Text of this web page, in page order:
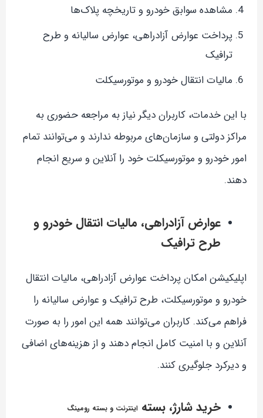
مشاهده سوابق خودرو و تاریخچه پلاک‌ها
پرداخت عوارض آزادراهی، عوارض سالیانه و طرح
ترافیک
مالیات انتقال خودرو و موتورسیکلت
با این خدمات، کاربران دیگر نیاز به مراجعه حضوری به
مراکز دولتی و سازمان‌های مربوطه ندارند و می‌توانند تمام
امور خودرو و موتورسیکلت خود را آنلاین و سریع انجام
دهند.
عوارض آزادراهی، مالیات انتقال خودرو و
طرح ترافیک
اپلیکیشن امکان پرداخت عوارض آزادراهی، مالیات انتقال
خودرو و موتورسیکلت، طرح ترافیک و عوارض سالیانه را
فراهم می‌کند. کاربران می‌توانند همه این امور را به صورت
آنلاین و با امنیت کامل انجام دهند و از هزینه‌های اضافی
و دیرکرد جلوگیری کنند.
خرید شارژ، بسته اینترنت و بسته رومینگ